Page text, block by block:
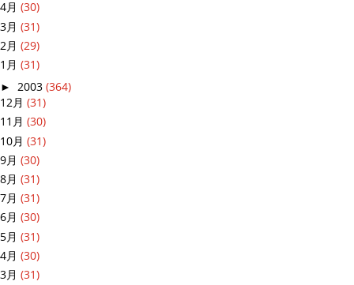
4月 (30)
3月 (31)
2月 (29)
1月 (31)
► 2003 (364)
12月 (31)
11月 (30)
10月 (31)
9月 (30)
8月 (31)
7月 (31)
6月 (30)
5月 (31)
4月 (30)
3月 (31)